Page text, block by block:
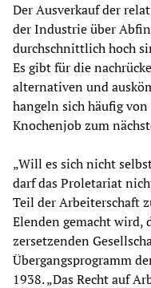
Der Ausverkauf der
der Industrie über
durchschnittlich hoch
Es gibt für die
alternativen und
hangeln sich häufig
Knochenjob zum
„Will es sich nicht
darf das Proletariat
Teil der Arbeiterschaft
Elenden gemacht wird,
zersetzenden
Übergangsprogramm
1938. „Das Recht auf